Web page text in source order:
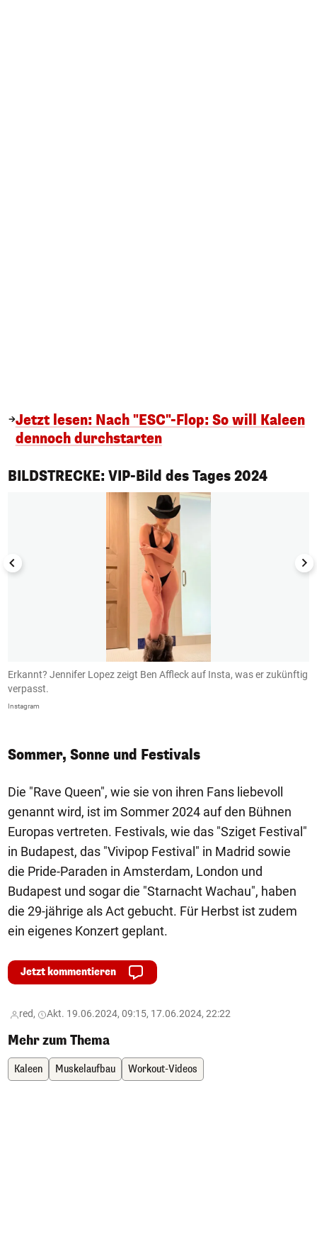
Jetzt lesen: Nach "ESC"-Flop: So will Kaleen
dennoch durchstarten
BILDSTRECKE: VIP-Bild des Tages 2024
1/50
Erkannt? Jennifer Lopez zeigt Ben Affleck auf Insta, was er zukünftig
verpasst.
Instagram
Sommer, Sonne und Festivals
Die "Rave Queen", wie sie von ihren Fans liebevoll
genannt wird, ist im Sommer 2024 auf den Bühnen
Europas vertreten. Festivals, wie das "Sziget Festival"
in Budapest, das "Vivipop Festival" in Madrid sowie
die Pride-Paraden in Amsterdam, London und
Budapest und sogar die "Starnacht Wachau", haben
die 29-jährige als Act gebucht. Für Herbst ist zudem
ein eigenes Konzert geplant.
Jetzt kommentieren
red, Akt. 19.06.2024, 09:15, 17.06.2024, 22:22
Mehr zum Thema
Kaleen Muskelaufbau Workout-Videos